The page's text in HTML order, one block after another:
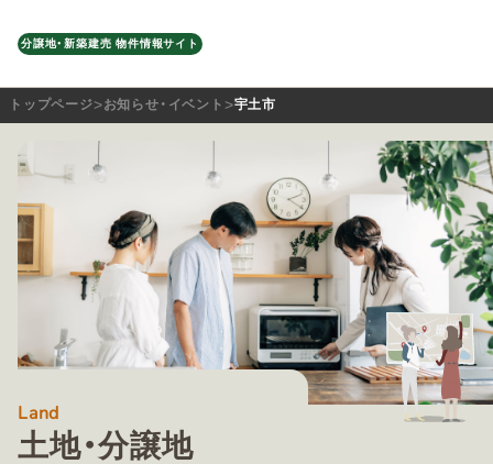
分譲地・新築建売 物件情報サイト
トップページ お知らせ・イベント 宇土市
Land
土地・分譲地